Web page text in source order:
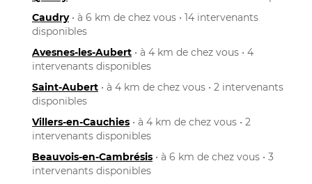
Caudry• à 6 km de chez vous • 14 intervenants
disponibles
Avesnes-les-Aubert • à 4 km de chez vous • 4
intervenants disponibles
Saint-Aubert • à 4 km de chez vous • 2 intervenants
disponibles
Villers-en-Cauchies • à 4 km de chez vous • 2
intervenants disponibles
Beauvois-en-Cambrésis • à 6 km de chez vous • 3
intervenants disponibles